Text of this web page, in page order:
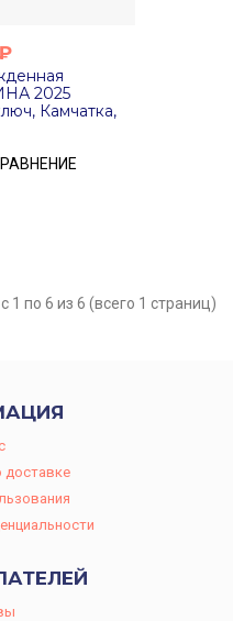
2025
Камчатка,
1 по 6 из 6 (всего 1 страниц)